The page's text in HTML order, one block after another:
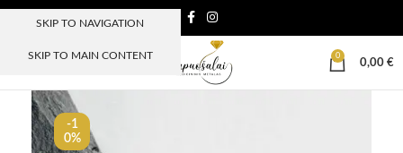
SKIP TO NAVIGATION
SKIP TO MAIN CONTENT
MENIU
0
0,00 €
-1
0%